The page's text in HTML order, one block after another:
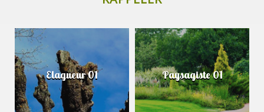
Elagueur 01 Paysagiste 01